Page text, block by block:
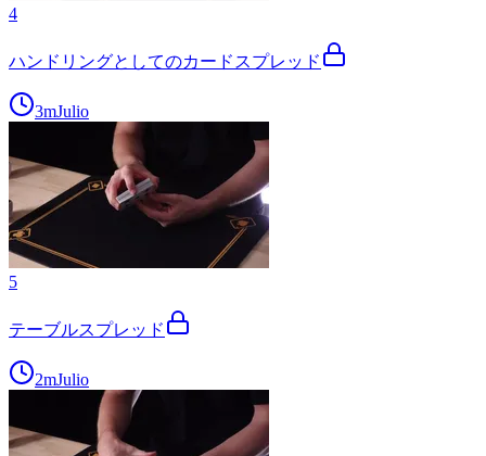
4
ハンドリングとしてのカードスプレッド
3mJulio
5
テーブルスプレッド
2mJulio